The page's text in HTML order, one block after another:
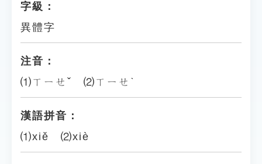
字級：
異體字
注音：
⑴ㄒㄧㄝˇ ⑵ㄒㄧㄝˋ
漢語拼音：
⑴xiě ⑵xiè